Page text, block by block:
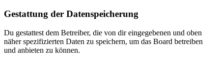
Gestattung der Datenspeicherung
Du gestattest dem Betreiber, die von dir eingegebenen und oben
näher spezifizierten Daten zu speichern, um das Board betreiben
und anbieten zu können.